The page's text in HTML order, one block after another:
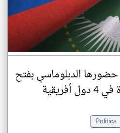
الدبلوماسي بفتح
Politics